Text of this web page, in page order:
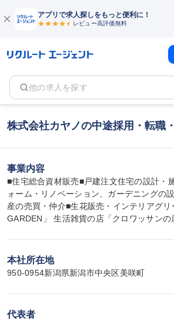
アプリで求人探しをもっと便利に！
レビュー高評価無料
他の求人を探す
株式会社カヤノの中途採用・転職
事業内容
■住宅総合資材販売■戸建注文住宅の設計・
ォーム・リノベーション、ガーデニングの
産の売買・仲介■生花販売・インテリアグリ
GARDEN」 生活雑貨の店「クロワッサンの
本社所在地
950-0954新潟県新潟市中央区美咲町
代表者